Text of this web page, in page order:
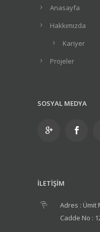
Anasayfa
Hakkımızda
Kariyer
Projeler
SOSYAL MEDYA
İLETİŞİM
Adres : Ümit
Cadde No :